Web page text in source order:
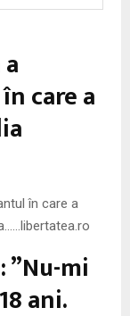
care a
în care a
”Nu-mi
ani.